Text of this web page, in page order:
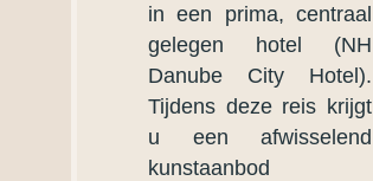
in een prima, centraal
gelegen hotel (NH
Danube City Hotel).
Tijdens deze reis krijgt
u een afwisselend
kunstaanbod